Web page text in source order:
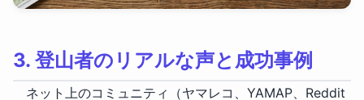
3. 登山者のリアルな声と成功事例
ネット上のコミュニティ（ヤマレコ、YAMAP、Reddit